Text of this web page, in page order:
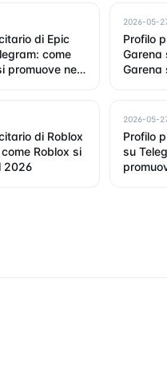
di Epic
come
promuove nel
2026-05-
Profilo
Garena
Garena
di Roblox
Roblox si
2026
2026-05-
Profilo
su